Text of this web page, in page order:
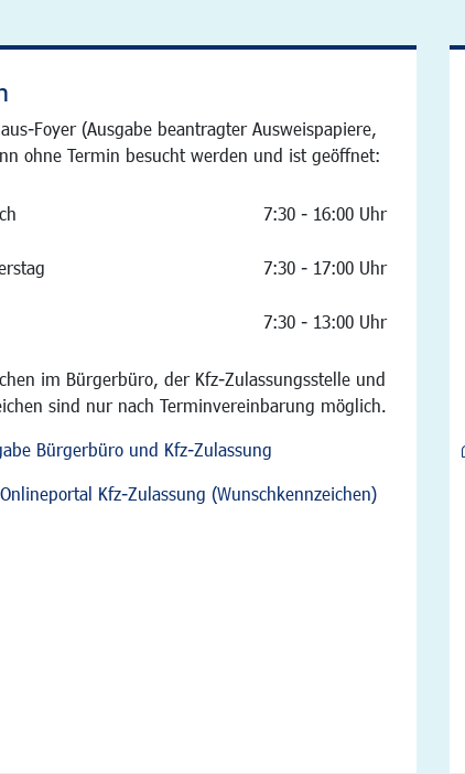
Foyer (Ausgabe beantragter Ausweispapiere,
ohne Termin besucht werden und ist geöffnet:
7:30 - 16:00 Uhr
7:30 - 17:00 Uhr
7:30 - 13:00 Uhr
im Bürgerbüro, der Kfz-Zulassungsstelle und
sind nur nach Terminvereinbarung möglich.
Bürgerbüro und Kfz-Zulassung
Kfz-Zulassung (Wunschkennzeichen)